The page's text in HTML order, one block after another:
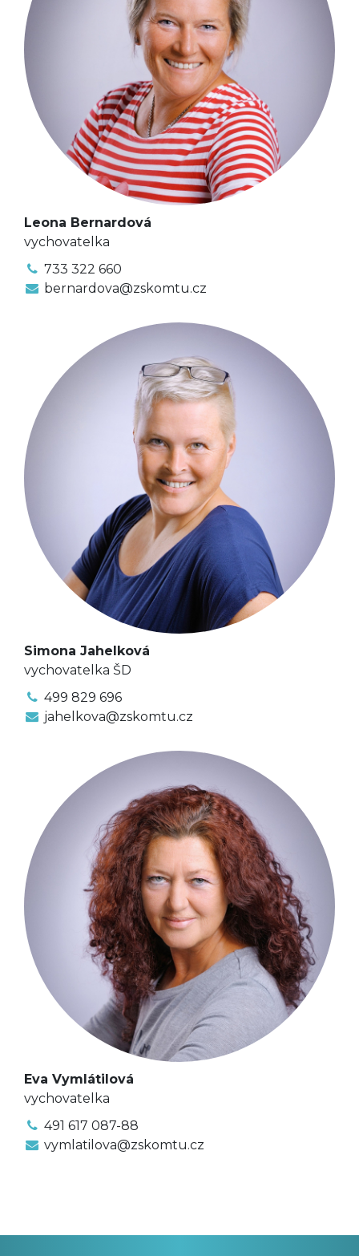
Leona Bernardová
vychovatelka
733 322 660
bernardova@zskomtu.cz
Simona Jahelková
vychovatelka ŠD
499 829 696
jahelkova@zskomtu.cz
Eva Vymlátilová
vychovatelka
491 617 087-88
vymlatilova@zskomtu.cz